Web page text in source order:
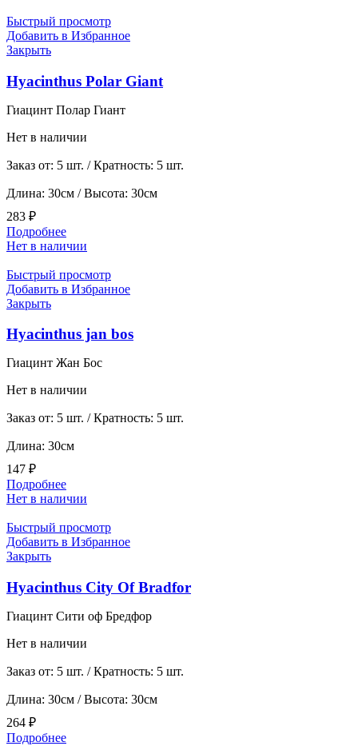
Быстрый просмотр
Добавить в Избранное
Закрыть
Hyacinthus Polar Giant
Гиацинт Полар Гиант
Нет в наличии
Заказ от: 5 шт. / Кратность: 5 шт.
Длина: 30см / Высота: 30см
283 ₽
Подробнее
Нет в наличии
Быстрый просмотр
Добавить в Избранное
Закрыть
Hyacinthus jan bos
Гиацинт Жан Бос
Нет в наличии
Заказ от: 5 шт. / Кратность: 5 шт.
Длина: 30см
147 ₽
Подробнее
Нет в наличии
Быстрый просмотр
Добавить в Избранное
Закрыть
Hyacinthus City Of Bradfor
Гиацинт Сити оф Бредфор
Нет в наличии
Заказ от: 5 шт. / Кратность: 5 шт.
Длина: 30см / Высота: 30см
264 ₽
Подробнее